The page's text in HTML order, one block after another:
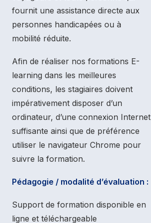
fournit une assistance directe aux
personnes handicapées ou à
mobilité réduite.
Afin de réaliser nos formations E-
learning dans les meilleures
conditions, les stagiaires doivent
impérativement disposer d’un
ordinateur, d’une connexion Internet
suffisante ainsi que de préférence
utiliser le navigateur Chrome pour
suivre la formation.
Pédagogie / modalité d’évaluation :
Support de formation disponible en
ligne et téléchargeable